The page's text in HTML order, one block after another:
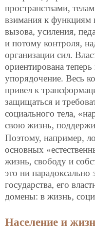
пространствами,
взимания к функциям
вызова, усиления,
и потому контроля,
организации сил.
ориентирована
упорядочение. Весь
привел к
защищаться и
социального тела,
свою жизнь,
Поэтому, например,
основных
жизнь, свободу и
это ни
государства, его
домены: в жизнь,
Население и